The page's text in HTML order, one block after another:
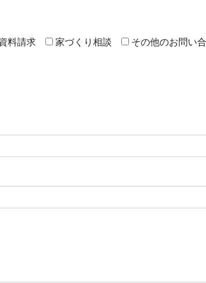
料請求 家づくり相談 その他のお問い